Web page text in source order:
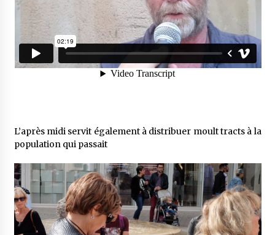
L’après midi servit également à distribuer moult tracts à la
population qui passait